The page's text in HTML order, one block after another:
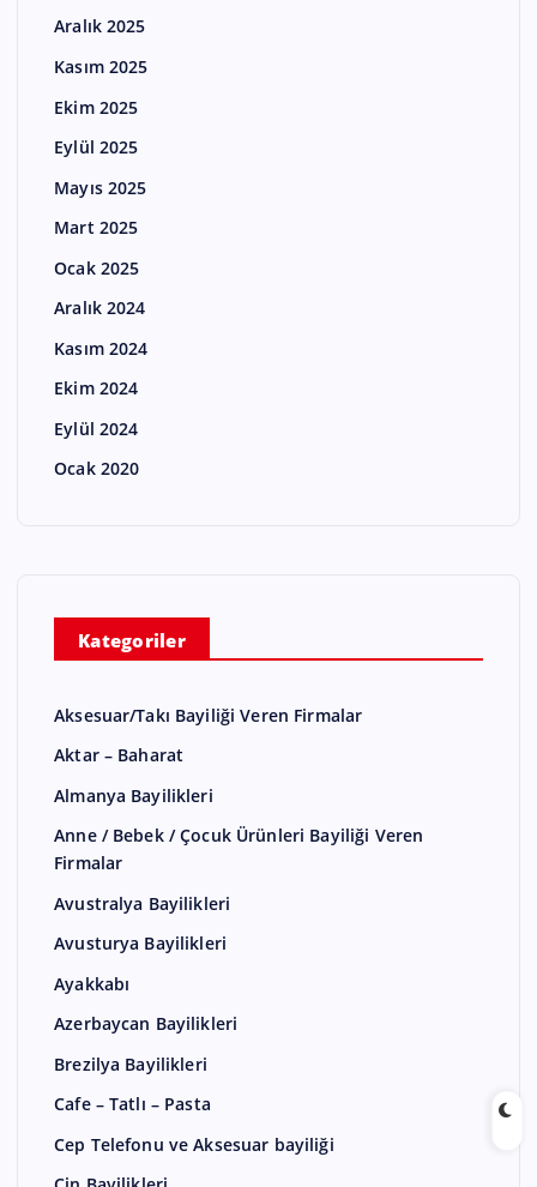
Aralık 2025
Kasım 2025
Ekim 2025
Eylül 2025
Mayıs 2025
Mart 2025
Ocak 2025
Aralık 2024
Kasım 2024
Ekim 2024
Eylül 2024
Ocak 2020
Kategoriler
Aksesuar/Takı Bayiliği Veren Firmalar
Aktar – Baharat
Almanya Bayilikleri
Anne / Bebek / Çocuk Ürünleri Bayiliği Veren
Firmalar
Avustralya Bayilikleri
Avusturya Bayilikleri
Ayakkabı
Azerbaycan Bayilikleri
Brezilya Bayilikleri
Cafe – Tatlı – Pasta
Cep Telefonu ve Aksesuar bayiliği